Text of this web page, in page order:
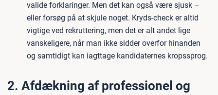
valide forklaringer. Men det kan også være sjusk –
eller forsøg på at skjule noget. Kryds-check er altid
vigtige ved rekruttering, men det er alt andet lige
vanskeligere, når man ikke sidder overfor hinanden
og samtidigt kan iagttage kandidaternes kropssprog.
2. Afdækning af professionel og